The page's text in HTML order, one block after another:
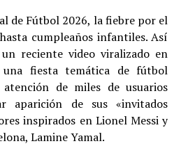
de Fútbol 2026, la fiebre por el
cumpleaños infantiles. Así
reciente video viralizado en
una fiesta temática de fútbol
de miles de usuarios
aparición de sus «invitados
inspirados en Lionel Messi y
Lamine Yamal.